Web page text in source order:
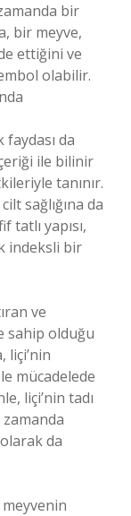
bir
bir meyve,
ettiğini ve
olabilir.
faydası da
ile bilinir
tanınır.
sağlığına da
tatlı yapısı,
indeksli bir
ve
sahip olduğu
liçi’nin
mücadelede
liçi’nin tadı
da